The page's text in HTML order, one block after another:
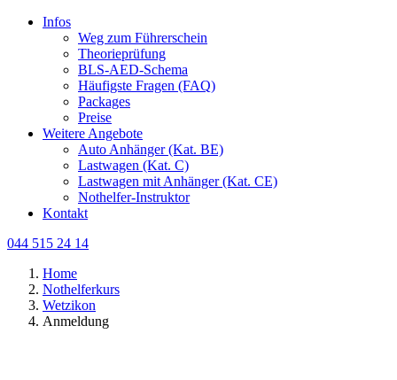
Infos
Weg zum Führerschein
Theorieprüfung
BLS-AED-Schema
Häufigste Fragen (FAQ)
Packages
Preise
Weitere Angebote
Auto Anhänger (Kat. BE)
Lastwagen (Kat. C)
Lastwagen mit Anhänger (Kat. CE)
Nothelfer-Instruktor
Kontakt
044 515 24 14
Home
Nothelferkurs
Wetzikon
Anmeldung